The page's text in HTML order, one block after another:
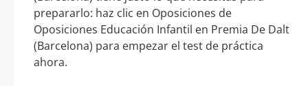
prepararlo: haz clic en Oposiciones de
Oposiciones Educación Infantil en Premia De Dalt
(Barcelona) para empezar el test de práctica
ahora.